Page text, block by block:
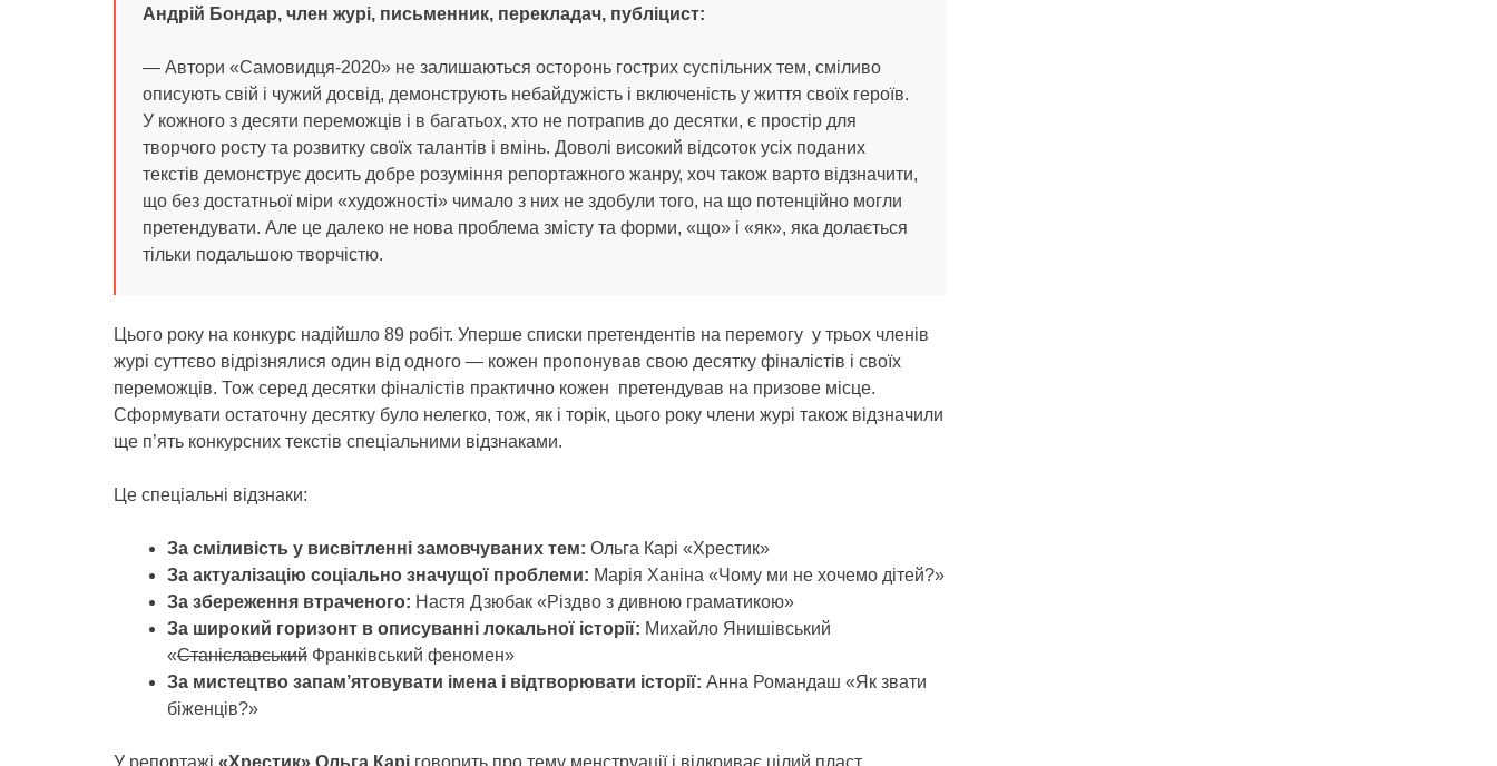
Андрій Бондар, член журі, письменник, перекладач, публіцист:
— Автори «Самовидця-2020» не залишаються осторонь гострих суспільних тем, сміливо
описують свій і чужий досвід, демонструють небайдужість і включеність у життя своїх героїв.
У кожного з десяти переможців і в багатьох, хто не потрапив до десятки, є простір для
творчого росту та розвитку своїх талантів і вмінь. Доволі високий відсоток усіх поданих
текстів демонструє досить добре розуміння репортажного жанру, хоч також варто відзначити,
що без достатньої міри «художності» чимало з них не здобули того, на що потенційно могли
претендувати. Але це далеко не нова проблема змісту та форми, «що» і «як», яка долається
тільки подальшою творчістю.
Цього року на конкурс надійшло 89 робіт. Уперше списки претендентів на перемогу у трьох членів
журі суттєво відрізнялися один від одного — кожен пропонував свою десятку фіналістів і своїх
переможців. Тож серед десятки фіналістів практично кожен претендував на призове місце.
Сформувати остаточну десятку було нелегко, тож, як і торік, цього року члени журі також відзначили
ще п’ять конкурсних текстів спеціальними відзнаками.
Це спеціальні відзнаки:
За сміливість у висвітленні замовчуваних тем: Ольга Карі «Хрестик»
За актуалізацію соціально значущої проблеми: Марія Ханіна «Чому ми не хочемо дітей?»
За збереження втраченого: Настя Дзюбак «Різдво з дивною граматикою»
За широкий горизонт в описуванні локальної історії: Михайло Янишівський
«Станіславський Франківський феномен»
За мистецтво запам’ятовувати імена і відтворювати історії: Анна Романдаш «Як звати
біженців?»